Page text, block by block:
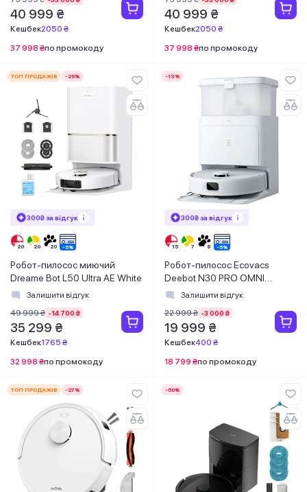
40 999 ₴
Кешбек2050 ₴
37 998 ₴по промокоду
40 999 ₴
Кешбек2050 ₴
37 998 ₴по промокоду
ТОП ПРОДАЖІВ -29%
300₴ за відгук
Робот-пилосос миючий
Dreame Bot L50 Ultra AE White
Залишити відгук
49 999 ₴ -14 700 ₴
35 299 ₴
Кешбек1765 ₴
32 998 ₴по промокоду
-13%
300₴ за відгук
Робот-пилосос Ecovacs
Deebot N30 PRO OMNI
YDLX11-1 WHITE
Залишити відгук
22 999 ₴ -3 000 ₴
19 999 ₴
Кешбек400 ₴
18 799 ₴по промокоду
ТОП ПРОДАЖІВ -27% -50%